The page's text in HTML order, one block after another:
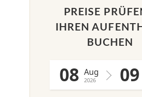
PREISE
IHREN
BUCHEN
08 Aug
2026 09